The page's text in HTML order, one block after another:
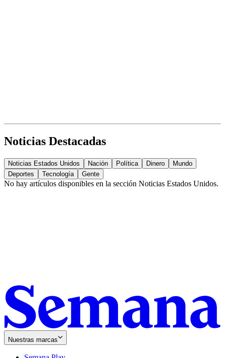
Noticias Destacadas
Noticias Estados Unidos Nación Política Dinero
Mundo
Deportes
Tecnología Gente
No hay artículos disponibles en la sección Noticias Estados Unidos.
Nuestras marcas